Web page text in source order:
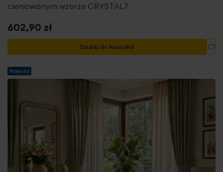
cieniowanym wzorze CRYSTAL7
602,90 zł
Dodaj do koszyka
Nowość